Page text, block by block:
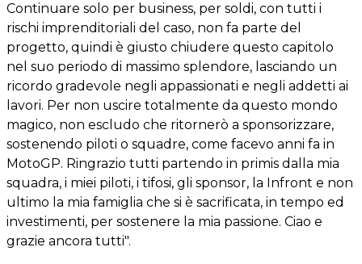
Continuare solo per business, per soldi, con tutti i
rischi imprenditoriali del caso, non fa parte del
progetto, quindi è giusto chiudere questo capitolo
nel suo periodo di massimo splendore, lasciando un
ricordo gradevole negli appassionati e negli addetti ai
lavori. Per non uscire totalmente da questo mondo
magico, non escludo che ritornerò a sponsorizzare,
sostenendo piloti o squadre, come facevo anni fa in
MotoGP. Ringrazio tutti partendo in primis dalla mia
squadra, i miei piloti, i tifosi, gli sponsor, la Infront e non
ultimo la mia famiglia che si è sacrificata, in tempo ed
investimenti, per sostenere la mia passione. Ciao e
grazie ancora tutti".